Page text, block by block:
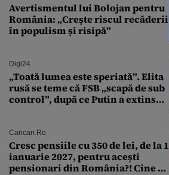
Avertismentul lui Bolojan pentru
România: „Crește riscul recăderii
în populism și risipă”
Digi24
„Toată lumea este speriată”. Elita
rusă se teme că FSB „scapă de sub
control”, după ce Putin a extins
Cancan.ro
Cresc pensiile cu 350 de lei, de la 1
ianuarie 2027, pentru acești
pensionari din România?! Cine se